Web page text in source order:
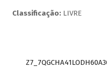
Classificação:LIVRE